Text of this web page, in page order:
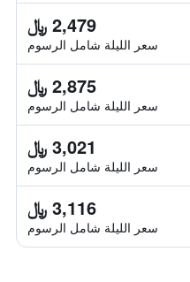
2,479 ﷼
سعر الليلة شامل الرسوم
2,875 ﷼
سعر الليلة شامل الرسوم
3,021 ﷼
سعر الليلة شامل الرسوم
3,116 ﷼
سعر الليلة شامل الرسوم